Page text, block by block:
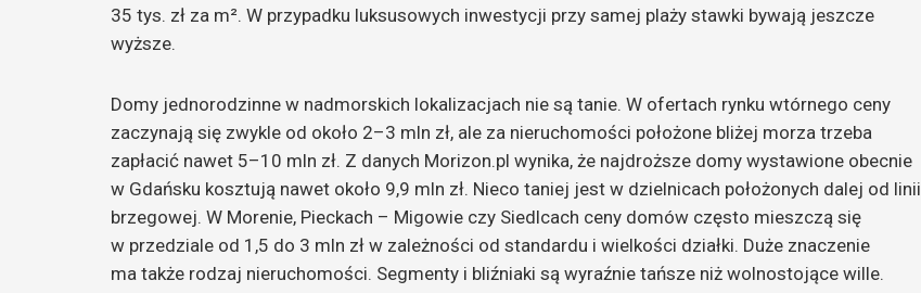
35 tys. zł za m². W przypadku luksusowych inwestycji przy samej plaży stawki bywają jeszcze
wyższe.
Domy jednorodzinne w nadmorskich lokalizacjach nie są tanie. W ofertach rynku wtórnego ceny
zaczynają się zwykle od około 2–3 mln zł, ale za nieruchomości położone bliżej morza trzeba
zapłacić nawet 5–10 mln zł. Z danych Morizon.pl wynika, że najdroższe domy wystawione obecnie
w Gdańsku kosztują nawet około 9,9 mln zł. Nieco taniej jest w dzielnicach położonych dalej od linii
brzegowej. W Morenie, Pieckach – Migowie czy Siedlcach ceny domów często mieszczą się
w przedziale od 1,5 do 3 mln zł w zależności od standardu i wielkości działki. Duże znaczenie
ma także rodzaj nieruchomości. Segmenty i bliźniaki są wyraźnie tańsze niż wolnostojące wille.